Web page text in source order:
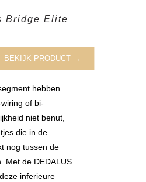
Bridge Elite
BEKIJK PRODUCT →
hebben
of bi-
niet benut,
die in de
nog tussen de
Met de DEDALUS
inferieure